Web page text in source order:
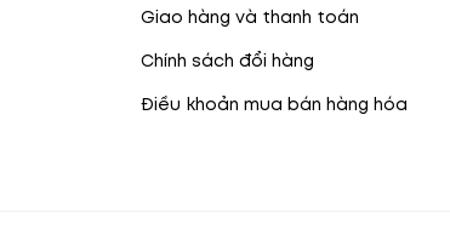
Giao hàng và thanh toán
Chính sách đổi hàng
Điều khoản mua bán hàng hóa